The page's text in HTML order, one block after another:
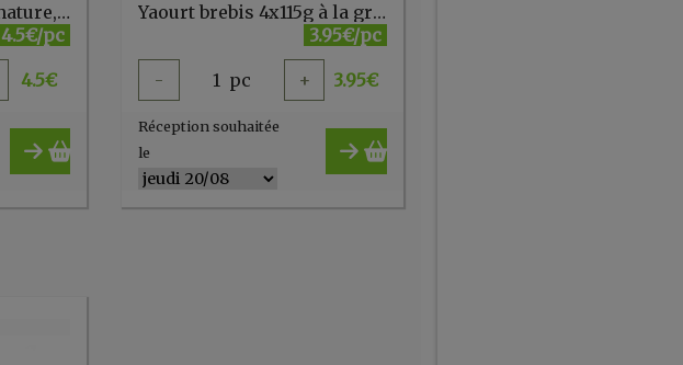
Yaourt à la grecque nature, pur brebis 400g Biochamps
4.5€/pc
4.5€
Yaourt brebis 4x115g à la grecque BONNETERRE
3.95€/pc
- 1 pc + 3.95€
Réception souhaitée
le